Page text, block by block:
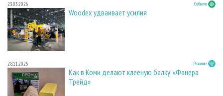
23.03.2026 События
Woodex удваивает усилия
28.11.2025 Развитие
Как в Коми делают клееную балку. «Фанера
Трейд»